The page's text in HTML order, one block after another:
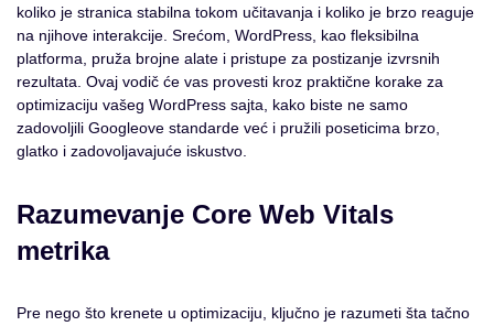
koliko je stranica stabilna tokom učitavanja i koliko je brzo reaguje
na njihove interakcije. Srećom, WordPress, kao fleksibilna
platforma, pruža brojne alate i pristupe za postizanje izvrsnih
rezultata. Ovaj vodič će vas provesti kroz praktične korake za
optimizaciju vašeg WordPress sajta, kako biste ne samo
zadovoljili Googleove standarde već i pružili poseticima brzo,
glatko i zadovoljavajuće iskustvo.
Razumevanje Core Web Vitals
metrika
Pre nego što krenete u optimizaciju, ključno je razumeti šta tačno